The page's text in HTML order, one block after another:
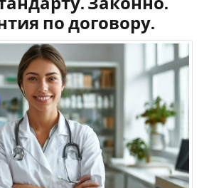
Законно.
по договору.